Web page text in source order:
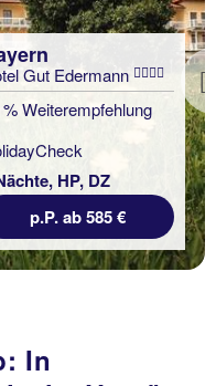
Gut Edermann
Weiterempfehlung
HP, DZ
p.P. ab 585 €
In